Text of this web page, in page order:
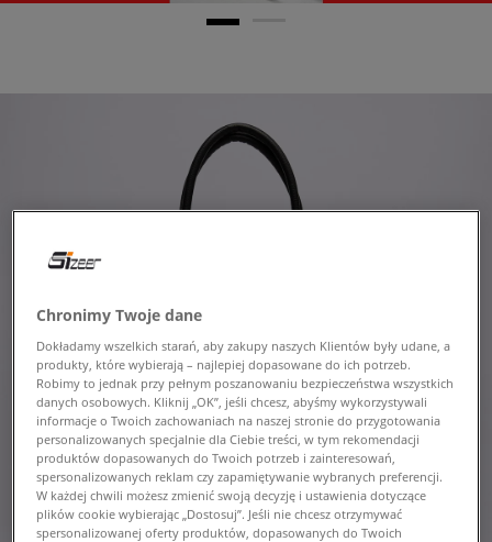
Chronimy Twoje dane
Dokładamy wszelkich starań, aby zakupy naszych Klientów były udane, a
produkty, które wybierają – najlepiej dopasowane do ich potrzeb.
Robimy to jednak przy pełnym poszanowaniu bezpieczeństwa wszystkich
danych osobowych. Kliknij „OK”, jeśli chcesz, abyśmy wykorzystywali
informacje o Twoich zachowaniach na naszej stronie do przygotowania
personalizowanych specjalnie dla Ciebie treści, w tym rekomendacji
produktów dopasowanych do Twoich potrzeb i zainteresowań,
spersonalizowanych reklam czy zapamiętywanie wybranych preferencji.
W każdej chwili możesz zmienić swoją decyzję i ustawienia dotyczące
plików cookie wybierając „Dostosuj”. Jeśli nie chcesz otrzymywać
spersonalizowanej oferty produktów, dopasowanych do Twoich